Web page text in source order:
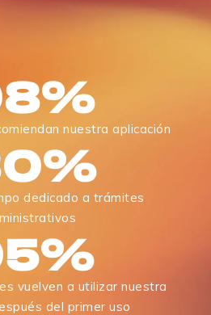
nuestra aplicación
%
dedicado a trámites
%
vuelven a utilizar nuestra
del primer uso
%